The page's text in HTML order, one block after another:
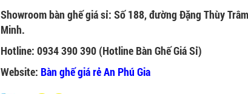
Showroom bàn ghế giá sỉ: Số 188, đường Đặng Thùy
Minh.
Hotline: 0934 390 390 (Hotline Bàn Ghế Giá Sỉ)
Website: Bàn ghế giá rẻ An Phú Gia